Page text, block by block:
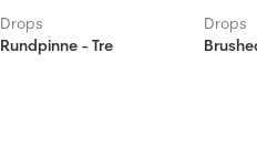
Drops
Rundpinne - Tre
Drops